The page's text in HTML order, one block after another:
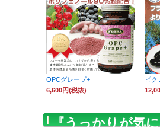
OPCグレープ+
6,600円(税抜)
ピク
『うっかりが気